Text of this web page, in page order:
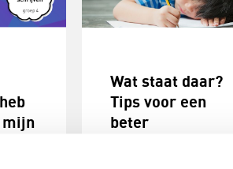
mijn
Wat staat daar?
Tips voor een
beter